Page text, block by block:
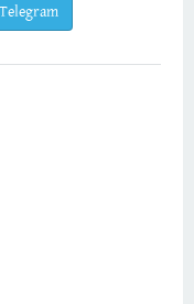
Telegram